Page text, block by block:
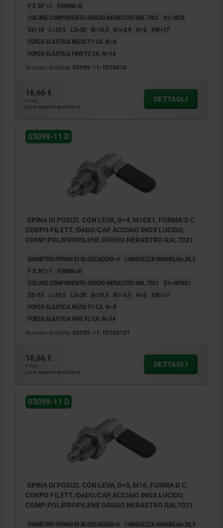
F X 30°=1
FORMA=D
COLORE COMPONENTE=GRIGIO NERASTRO RAL 7021
D1=M10
D2=10
L=39,5 L3=20 B=10,9 B1=4,9 H=6
SW=17
FORZA ELASTICA INIZIO F1 CA. N=8
FORZA ELASTICA FINE F2 CA. N=14
Numero d’ordine: 03099-11-1070410
16,66 €
+ IVA
più le spese di spedizione
DETTAGLI
03099-11 D
SPINA DI POSIZI. CON LEVA, D=4, M10X1, FORMA:D C.
CORPO FILETT./DADO/CAP, ACCIAIO INOX LUCIDO,
COMP:POLIPROPILENE GRIGIO NERASTRO RAL7021
DIAMETRO PERNO DI BLOCCAGGIO=4
LUNGHEZZA MANIGLIA=26,3
F X 30°=1
FORMA=D
COLORE COMPONENTE=GRIGIO NERASTRO RAL 7021
D1=M10X1
D2=10
L=39,5 L3=20 B=10,9 B1=4,9 H=6
SW=17
FORZA ELASTICA INIZIO F1 CA. N=8
FORZA ELASTICA FINE F2 CA. N=14
Numero d’ordine: 03099-11-10704101
16,66 €
+ IVA
più le spese di spedizione
DETTAGLI
03099-11 D
SPINA DI POSIZI. CON LEVA, D=5, M10, FORMA:D C.
CORPO FILETT./DADO/CAP, ACCIAIO INOX LUCIDO,
COMP:POLIPROPILENE GRIGIO NERASTRO RAL7021
DIAMETRO PERNO DI BLOCCAGGIO=5 LUNGHEZZA MANIGLIA=26,3